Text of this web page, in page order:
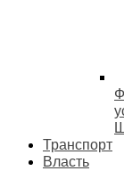
Транспорт
Власть